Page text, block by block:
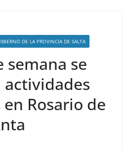
DE LA PROVINCIA DE SALTA
semana se
Rosario de